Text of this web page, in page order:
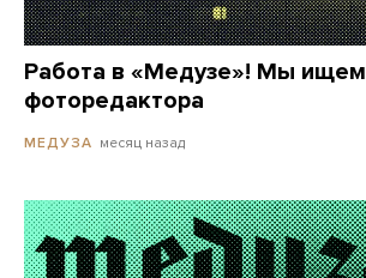
Работа в «Медузе»! Мы ищем
фоторедактора
МЕДУЗА месяц назад